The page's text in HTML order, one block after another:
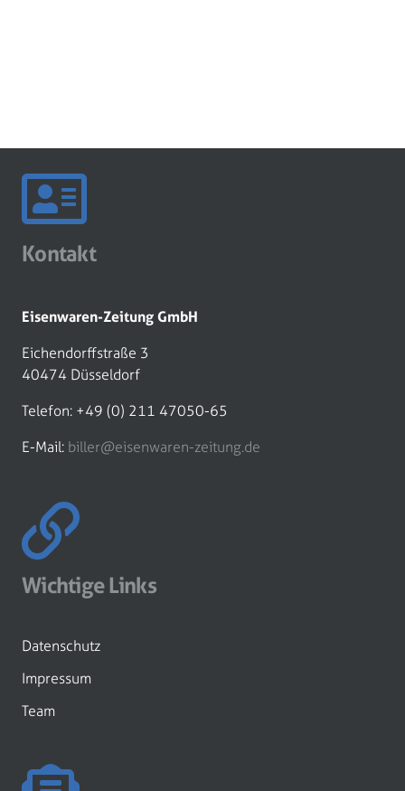
Kontakt
Eisenwaren-Zeitung GmbH
Eichendorffstraße 3
40474 Düsseldorf
Telefon: +49 (0) 211 47050-65
E-Mail: biller@eisenwaren-zeitung.de
Wichtige Links
Datenschutz
Impressum
Team